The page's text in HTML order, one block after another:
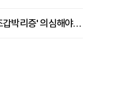
손발톱 들뜨고 벗겨진다면 '조갑박리증' 의심해야 [김철윤 원장 칼럼]